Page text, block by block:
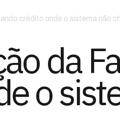
crédito onde o sistema não
da
o